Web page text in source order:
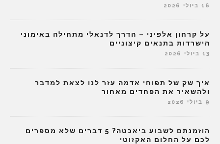
16 ביולי 2026
על קרחון אלפיני – הדרך לדנאלי מתחילה באימוני
הישרדות בתנאים קיצוניים
13 ביולי 2026
איך שק של תפוחי אדמה עזר לנו לצאת למדבר
ולהשאיר את הפחדים מאחור
9 ביולי 2026
הוזמנתם לשבוע ביאכטה? 5 דברים שלא מספרים
לכם על החלום האקזוטי